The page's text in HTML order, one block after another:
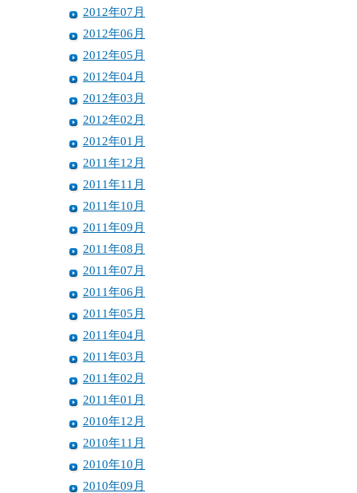
2012年07月
2012年06月
2012年05月
2012年04月
2012年03月
2012年02月
2012年01月
2011年12月
2011年11月
2011年10月
2011年09月
2011年08月
2011年07月
2011年06月
2011年05月
2011年04月
2011年03月
2011年02月
2011年01月
2010年12月
2010年11月
2010年10月
2010年09月